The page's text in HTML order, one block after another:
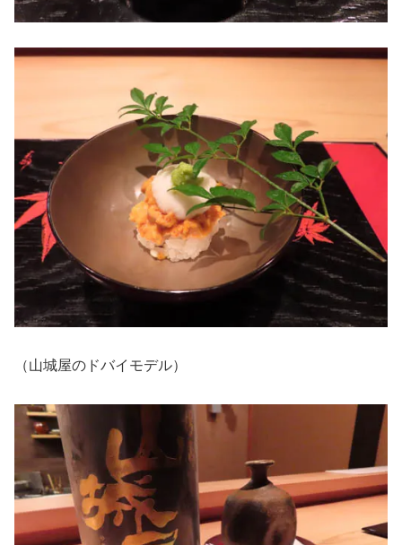
（山城屋のドバイモデル）